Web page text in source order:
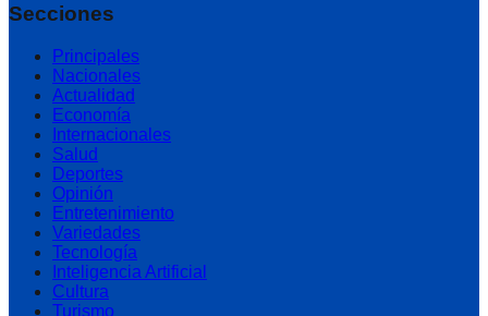
Secciones
Principales
Nacionales
Actualidad
Economía
Internacionales
Salud
Deportes
Opinión
Entretenimiento
Variedades
Tecnología
Inteligencia Artificial
Cultura
Turismo